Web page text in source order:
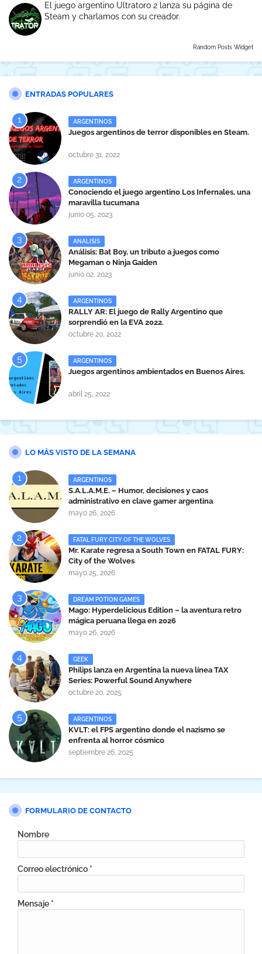
El juego argentino Ultratoro 2 lanza su página de
Steam y charlamos con su creador.
Random Posts Widget
ENTRADAS POPULARES
ARGENTINOS
Juegos argentinos de terror disponibles en Steam.
octubre 31, 2022
ARGENTINOS
Conociendo el juego argentino Los Infernales, una
maravilla tucumana
junio 05, 2023
ANALISIS
Análisis: Bat Boy, un tributo a juegos como
Megaman o Ninja Gaiden
junio 02, 2023
ARGENTINOS
RALLY AR: El juego de Rally Argentino que
sorprendió en la EVA 2022.
octubre 20, 2022
ARGENTINOS
Juegos argentinos ambientados en Buenos Aires.
abril 25, 2022
LO MÁS VISTO DE LA SEMANA
ARGENTINOS
S.A.L.A.M.E. – Humor, decisiones y caos
administrativo en clave gamer argentina
mayo 26, 2026
FATAL FURY CITY OF THE WOLVES
Mr. Karate regresa a South Town en FATAL FURY:
City of the Wolves
mayo 25, 2026
DREAM POTION GAMES
Mago: Hyperdelicious Edition – la aventura retro
mágica peruana llega en 2026
mayo 26, 2026
GEEK
Philips lanza en Argentina la nueva línea TAX
Series: Powerful Sound Anywhere
octubre 20, 2025
ARGENTINOS
KVLT: el FPS argentino donde el nazismo se
enfrenta al horror cósmico
septiembre 26, 2025
FORMULARIO DE CONTACTO
Nombre
Correo electrónico *
Mensaje *